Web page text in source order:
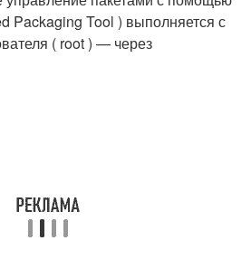
Packaging Tool ) выполняется с
( root ) — через